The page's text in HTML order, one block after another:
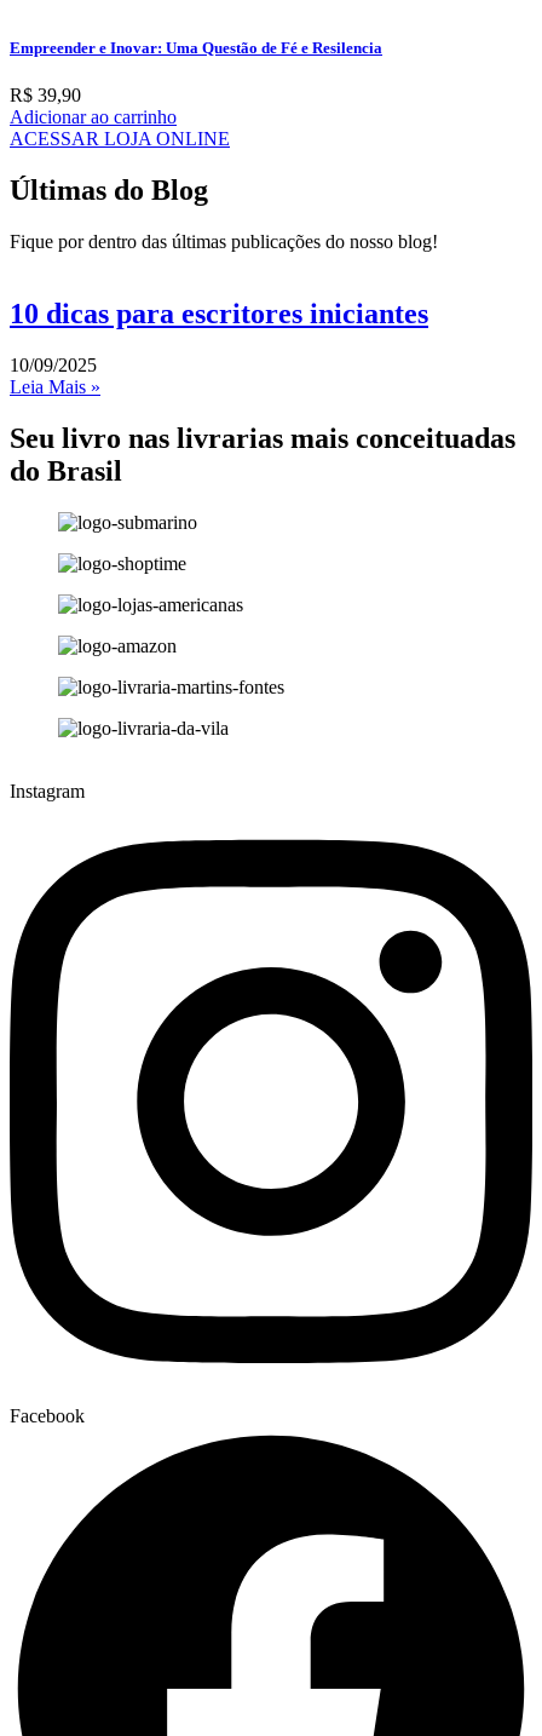
Empreender e Inovar: Uma Questão de Fé e Resilencia
R$ 39,90
Adicionar ao carrinho
ACESSAR LOJA ONLINE
Últimas do Blog
Fique por dentro das últimas publicações do nosso blog!
10 dicas para escritores iniciantes
10/09/2025
Leia Mais »
Seu livro nas livrarias mais conceituadas
do Brasil
Instagram
Facebook